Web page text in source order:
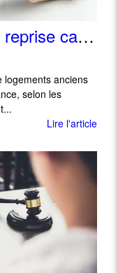
Immobilier francilien : la reprise cale, les Américains font le marché parisien
logements anciens
selon les
Lire l'article